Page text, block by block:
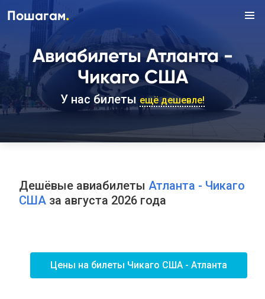
Пошагам.
Авиабилеты Атланта -
Чикаго США
У нас билеты ещё дешевле!
Дешёвые авиабилеты Атланта - Чикаго
США за августа 2026 года
Цены на билеты Чикаго США - Атланта